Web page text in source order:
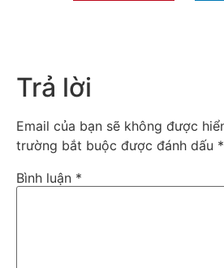
Trả lời
Email của bạn sẽ không được
trường bắt buộc được đánh dấu *
Bình luận *